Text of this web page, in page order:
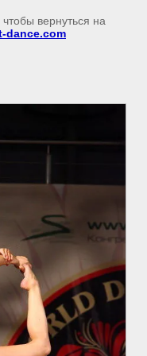
чтобы вернуться на
dance.com